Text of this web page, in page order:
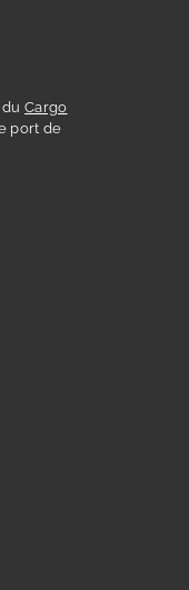
Cargo
port de